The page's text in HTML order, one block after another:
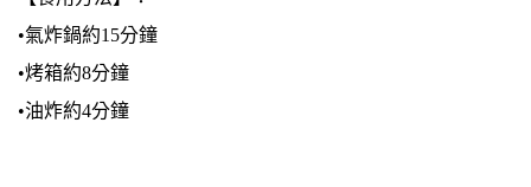
•氣炸鍋約15分鐘
•烤箱約8分鐘
•油炸約4分鐘